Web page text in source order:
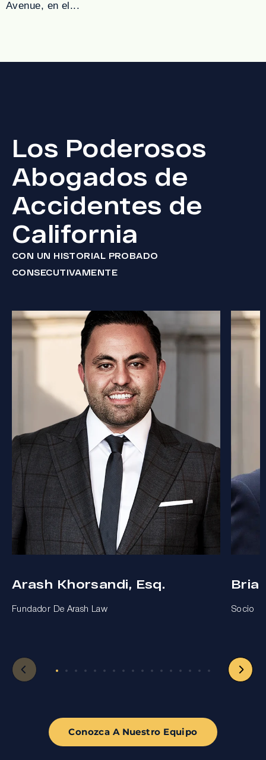
Avenue, en el...
Los Poderosos
Abogados de
Accidentes de
California
CON UN HISTORIAL PROBADO
CONSECUTIVAMENTE
Arash Khorsandi, Esq.
Fundador De Arash Law Socio
Conozca A Nuestro Equipo